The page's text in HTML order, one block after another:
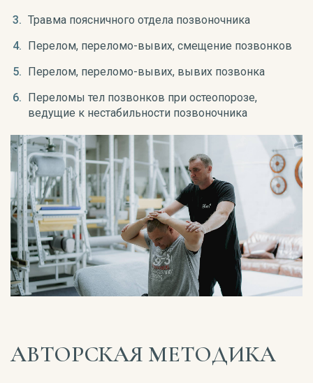
Травма поясничного отдела позвоночника
Перелом, переломо-вывих, смещение позвонков
Перелом, переломо-вывих, вывих позвонка
Переломы тел позвонков при остеопорозе,
ведущие к нестабильности позвоночника
АВТОРСКАЯ МЕТОДИКА